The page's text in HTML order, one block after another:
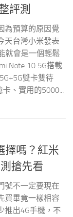
評測
為預算的原因覺
天台灣小米發表
就會是一個輕鬆
Note 10 5G搭載
雙卡雙待
、實用的5000...
擇嗎？紅米
搶先看
號不一定要現在
買畢竟一樣相容
推出4G手機，不